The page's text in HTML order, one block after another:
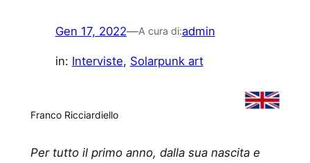
Gen 17, 2022—A cura di:admin
in: Interviste, Solarpunk art
Franco Ricciardiello
Per tutto il primo anno, dalla sua nascita e